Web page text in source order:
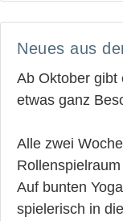
Neues aus
Ab Oktober gibt
etwas ganz
Alle zwei
Auf bunten
spielerisch in